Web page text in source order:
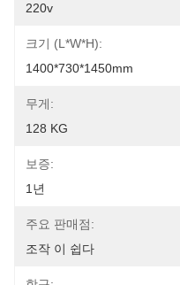
220v
크기 (L*W*H):
1400*730*1450mm
무게:
128 KG
보증:
1년
주요 판매점:
조작 이 쉽다